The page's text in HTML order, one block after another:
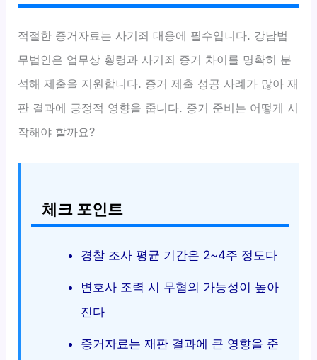
적절한 증거자료는 사기죄 대응에 필수입니다. 강남법
무법인은 업무상 횡령과 사기죄 증거 차이를 명확히 분
석해 제출을 지원합니다. 증거 제출 성공 사례가 많아 재
판 결과에 긍정적 영향을 줍니다. 증거 준비는 어떻게 시
작해야 할까요?
체크 포인트
경찰 조사 평균 기간은 2~4주 정도다
변호사 조력 시 무혐의 가능성이 높아
진다
증거자료는 재판 결과에 큰 영향을 준